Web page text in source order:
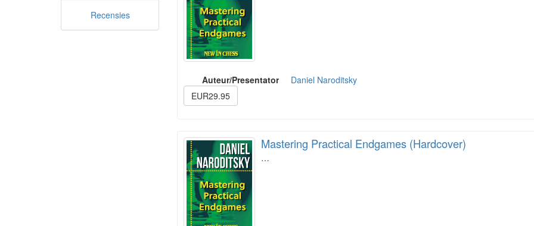
Auteur/Presentator
Daniel Naroditsky
EUR29.95
Mastering Practical Endgames (Hardcover)
…
Recensies